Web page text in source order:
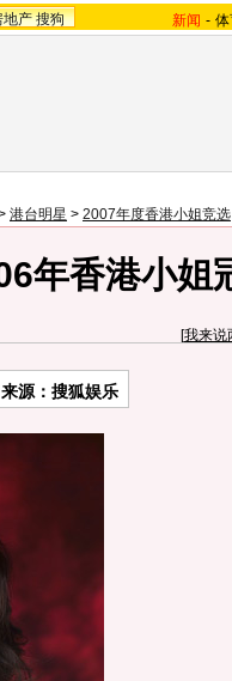
地产 搜狗 新闻 -
港台明星 > 2007年度香港小姐竞选
年香港小姐
[我来说
来源：搜狐娱乐